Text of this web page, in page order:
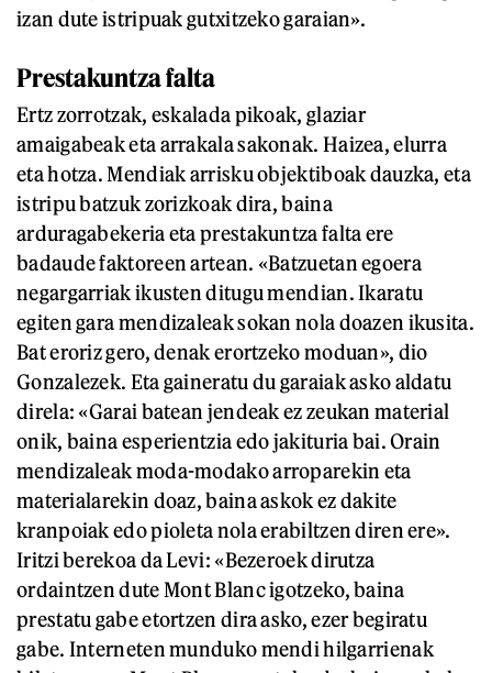
izan dute istripuak gutxitzeko garaian».
Prestakuntza falta
Ertz zorrotzak, eskalada pikoak, glaziar
amaigabeak eta arrakala sakonak. Haizea, elurra
eta hotza. Mendiak arrisku objektiboak dauzka, eta
istripu batzuk zorizkoak dira, baina
arduragabekeria eta prestakuntza falta ere
badaude faktoreen artean. «Batzuetan egoera
negargarriak ikusten ditugu mendian. Ikaratu
egiten gara mendizaleak sokan nola doazen ikusita.
Bat eroriz gero, denak erortzeko moduan», dio
Gonzalezek. Eta gaineratu du garaiak asko aldatu
direla: «Garai batean jendeak ez zeukan material
onik, baina esperientzia edo jakituria bai. Orain
mendizaleak moda-modako arroparekin eta
materialarekin doaz, baina askok ez dakite
kranpoiak edo pioleta nola erabiltzen diren ere».
Iritzi berekoa da Levi: «Bezeroek dirutza
ordaintzen dute Mont Blanc igotzeko, baina
prestatu gabe etortzen dira asko, ezer begiratu
gabe. Interneten munduko mendi hilgarrienak